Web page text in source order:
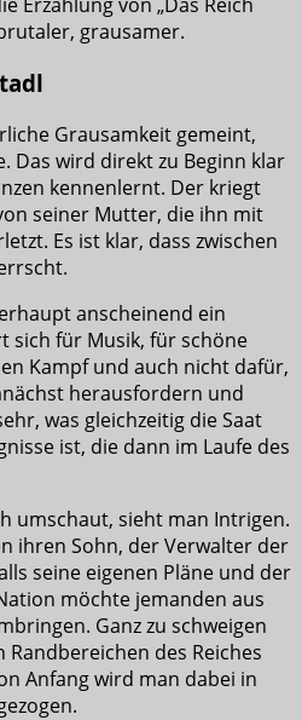
grausamer.
Grausamkeit gemeint,
Das wird direkt zu Beginn klar
kennenlernt. Der kriegt
seiner Mutter, die ihn mit
Es ist klar, dass zwischen
anscheinend ein
sich für Musik, für schöne
Kampf und auch nicht dafür,
herausfordern und
was gleichzeitig die Saat
ist, die dann im Laufe des
umschaut, sieht man Intrigen.
ihren Sohn, der Verwalter der
seine eigenen Pläne und der
möchte jemanden aus
Ganz zu schweigen
des Reiches
Anfang wird man dabei in